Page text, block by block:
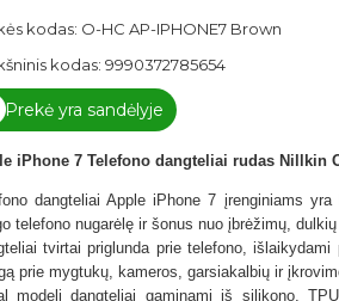
kodas: O-HC AP-IPHONE7 Brown
kodas: 9990372785654
Prekė yra sandėlyje
iPhone 7 Telefono dangteliai rudas Nillkin
dangteliai Apple iPhone 7 įrenginiams
telefono nugarėlę ir šonus nuo įbrėžimų,
tvirtai priglunda prie telefono,
prie mygtukų, kameros, garsiakalbių ir
modelį dangteliai gaminami iš silikono,